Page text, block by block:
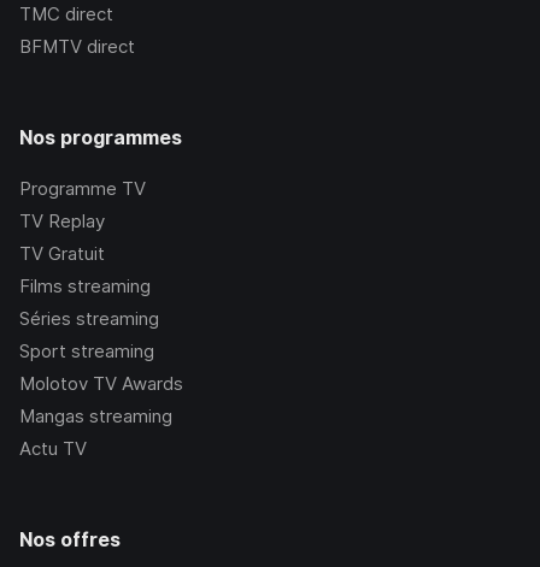
TMC direct
BFMTV direct
Nos programmes
Programme TV
TV Replay
TV Gratuit
Films streaming
Séries streaming
Sport streaming
Molotov TV Awards
Mangas streaming
Actu TV
Nos offres